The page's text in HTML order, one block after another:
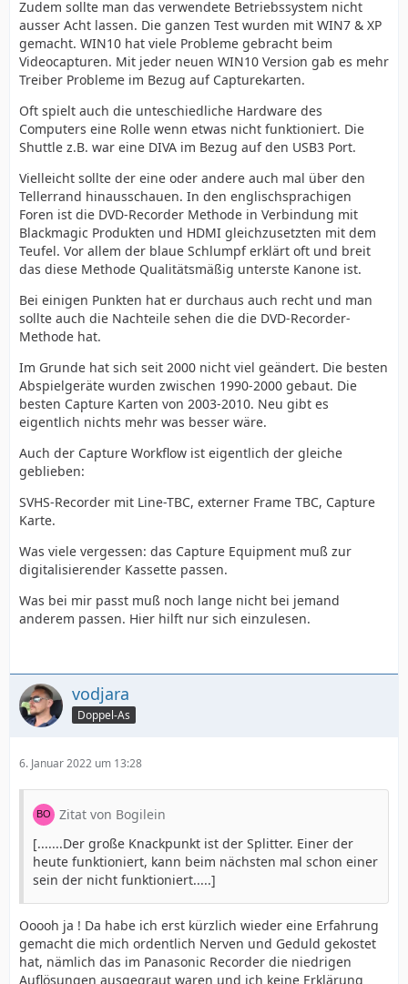
Zudem sollte man das verwendete Betriebssystem nicht
ausser Acht lassen. Die ganzen Test wurden mit WIN7 & XP
gemacht. WIN10 hat viele Probleme gebracht beim
Videocapturen. Mit jeder neuen WIN10 Version gab es mehr
Treiber Probleme im Bezug auf Capturekarten.
Oft spielt auch die unteschiedliche Hardware des
Computers eine Rolle wenn etwas nicht funktioniert. Die
Shuttle z.B. war eine DIVA im Bezug auf den USB3 Port.
Vielleicht sollte der eine oder andere auch mal über den
Tellerrand hinausschauen. In den englischsprachigen
Foren ist die DVD-Recorder Methode in Verbindung mit
Blackmagic Produkten und HDMI gleichzusetzten mit dem
Teufel. Vor allem der blaue Schlumpf erklärt oft und breit
das diese Methode Qualitätsmäßig unterste Kanone ist.
Bei einigen Punkten hat er durchaus auch recht und man
sollte auch die Nachteile sehen die die DVD-Recorder-
Methode hat.
Im Grunde hat sich seit 2000 nicht viel geändert. Die besten
Abspielgeräte wurden zwischen 1990-2000 gebaut. Die
besten Capture Karten von 2003-2010. Neu gibt es
eigentlich nichts mehr was besser wäre.
Auch der Capture Workflow ist eigentlich der gleiche
geblieben:
SVHS-Recorder mit Line-TBC, externer Frame TBC, Capture
Karte.
Was viele vergessen: das Capture Equipment muß zur
digitalisierender Kassette passen.
Was bei mir passt muß noch lange nicht bei jemand
anderem passen. Hier hilft nur sich einzulesen.
vodjara
Doppel-As
6. Januar 2022 um 13:28
Zitat von Bogilein
[.......Der große Knackpunkt ist der Splitter. Einer der
heute funktioniert, kann beim nächsten mal schon einer
sein der nicht funktioniert.....]
Ooooh ja ! Da habe ich erst kürzlich wieder eine Erfahrung
gemacht die mich ordentlich Nerven und Geduld gekostet
hat, nämlich das im Panasonic Recorder die niedrigen
Auflösungen ausgegraut waren und ich keine Erklärung